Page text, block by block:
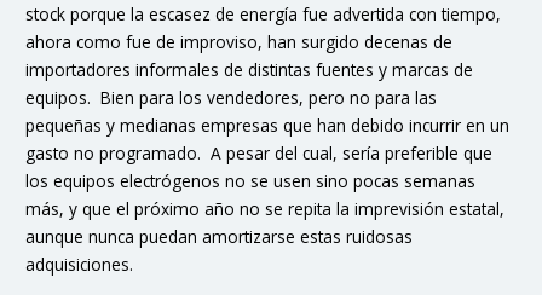
stock porque la escasez de energía fue advertida con tiempo,
ahora como fue de improviso, han surgido decenas de
importadores informales de distintas fuentes y marcas de
equipos. Bien para los vendedores, pero no para las
pequeñas y medianas empresas que han debido incurrir en un
gasto no programado. A pesar del cual, sería preferible que
los equipos electrógenos no se usen sino pocas semanas
más, y que el próximo año no se repita la imprevisión estatal,
aunque nunca puedan amortizarse estas ruidosas
adquisiciones.